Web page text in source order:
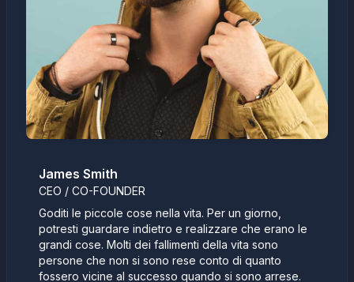
James Smith
CEO / CO-FOUNDER
Goditi le piccole cose nella vita. Per un giorno,
potresti guardare indietro e realizzare che erano le
grandi cose. Molti dei fallimenti della vita sono
persone che non si sono rese conto di quanto
fossero vicine al successo quando si sono arrese.